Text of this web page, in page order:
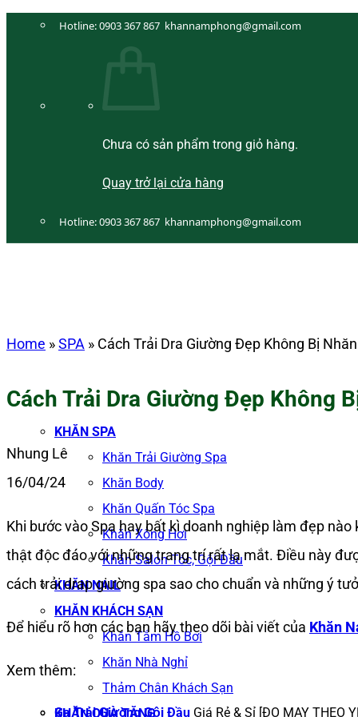
Hotline:0903 367 867 khannamphong@gmail.com
Chưa có sản phẩm trong giỏ hàng.
Quay trở lại cửa hàng
Hotline:0903 367 867 khannamphong@gmail.com
KHĂN SPA
Khăn Trải Giường Spa
Khăn Body
Khăn Quấn Tóc Spa
Khăn Xông Hơi
Khăn Salon Tóc, Gội Đầu
KHĂN NAIL
KHĂN KHÁCH SẠN
Khăn Tắm Hồ Bơi
Khăn Nhà Nghỉ
Thảm Chân Khách Sạn
KHĂN QUÀ TẶNG
Home »SPA » Cách Trải Dra Giường Đẹp Không Bị
Cách Trải Dra Giường Đẹp Không
Nhung Lê
16/04/24
Khi bước vào Spa hay bất kì doanh nghiệp làm đẹp
thật độc đáo với những trang trí rất lạ mắt. Điều này
cách trải drap giường spa sao cho chuẩn và những ý
Để hiểu rõ hơn các bạn hãy theo dõi bài viết của Khăn
Xem thêm:
Ga Trải Giường Gội Đầu Giá Rẻ & Sỉ [ĐO MAY THEO